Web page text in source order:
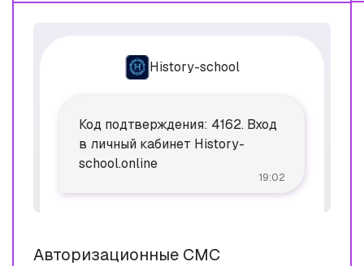
History-school
Код подтверждения: 4162. Вход
в личный кабинет History-
school.online
19:02
Авторизационные СМС